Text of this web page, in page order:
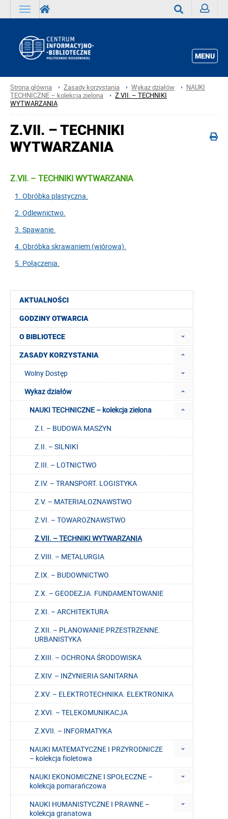
MENU
Strona główna Zasady korzystania Wykaz działów
NAUKI
TECHNICZNE – kolekcja zielona
Z.VII. – TECHNIKI
WYTWARZANIA
AKTUALNOŚCI
GODZINY OTWARCIA
O BIBLIOTECE
ZASADY KORZYSTANIA
Wolny Dostęp
Wykaz działów
NAUKI TECHNICZNE – kolekcja zielona
Z.I. – BUDOWA MASZYN
Z.II. – SILNIKI
Z.III. – LOTNICTWO
Z.IV. – TRANSPORT. LOGISTYKA
Z.V. – MATERIAŁOZNAWSTWO
Z.VI. – TOWAROZNAWSTWO
Z.VII. – TECHNIKI WYTWARZANIA
Z.VIII. – METALURGIA
Z.IX. – BUDOWNICTWO
Z.X. – GEODEZJA. FUNDAMENTOWANIE
Z.XI. – ARCHITEKTURA
Z.XII. – PLANOWANIE PRZESTRZENNE.
URBANISTYKA
Z.XIII. – OCHRONA ŚRODOWISKA
Z.XIV. – INŻYNIERIA SANITARNA
Z.XV. – ELEKTROTECHNIKA. ELEKTRONIKA
Z.XVI. – TELEKOMUNIKACJA
Z.XVII. – INFORMATYKA
NAUKI MATEMATYCZNE I PRZYRODNICZE
– kolekcja fioletowa
NAUKI EKONOMICZNE I SPOŁECZNE –
kolekcja pomarańczowa
NAUKI HUMANISTYCZNE I PRAWNE –
kolekcja granatowa
Z.VII. – TECHNIKI
WYTWARZANIA
Z.VII. – TECHNIKI WYTWARZANIA
1. Obróbka plastyczna.
2. Odlewnictwo.
3. Spawanie.
4. Obróbka skrawaniem (wiórowa).
5. Połączenia.